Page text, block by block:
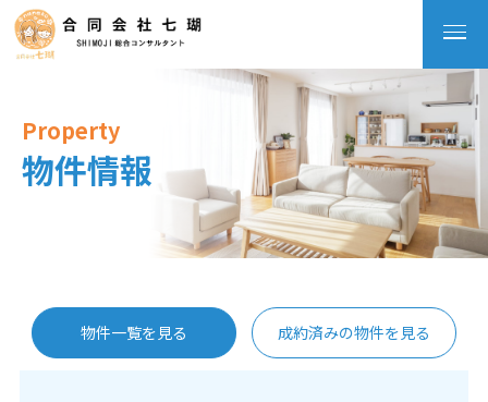
Property
物件情報
物件一覧を見る 成約済みの物件を見る